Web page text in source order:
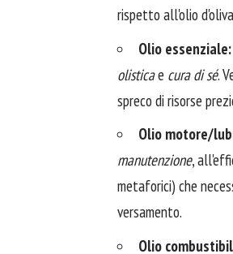
rispetto all'olio
Olio essenziale:
olisticae cura di sé.
spreco di risorse
Olio motore/
manutenzione,
metaforici) che
versamento.
Olio